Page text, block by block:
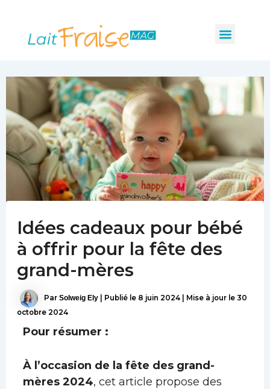
contenu
Menu
Idées cadeaux pour bébé
à offrir pour la fête des
grand-mères
Par Solweig Ely Publié le 8 juin 2024
Mise à jour le 30
octobre 2024
Pour résumer :
À l’occasion de la fête des grand-
mères 2024, cet article propose des
articles